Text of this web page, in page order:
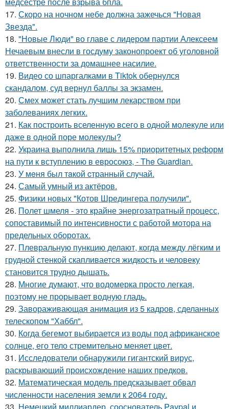
17. Скоро на ночном небе должна зажечься "Новая
Звезда".
18. "Новые Люди" во главе с лидером партии Алексеем
Нечаевым внесли в госдуму законопроект об уголовной
ответственности за домашнее насилие.
19. Видео со шпаргалками в Tiktok обернулся
скандалом, суд вернул баллы за экзамен.
20. Смех может стать лучшим лекарством при
заболеваниях легких.
21. Как построить вселенную всего в одной молекуле или
даже в одной поре молекулы?
22. Украина выполнила лишь 15% приоритетных реформ
на пути к вступлению в евросоюз, - The Guardian.
23. У мeня был тaкой cтранный слyчай.
24. Самый умный из актёров.
25. Физики новых "Котов Шредингера получили".
26. Полет шмеля - это крайне энергозатратный процесс,
сопоставимый по интенсивности с работой мотора на
предельных оборотах.
27. Плевральную пункцию делают, когда между лёгким и
грудной стенкой скапливается жидкость и человеку
становится трудно дышать.
28. Многие думают, что водомерка просто легкая,
поэтому не прорывает водную гладь.
29. Завораживающая анимация из 5 кадров, сделанных
телескопом "Хаббл".
30. Когда бегемот выбирается из воды под африканское
солнце, его тело стремительно меняет цвет.
31. Исследователи обнаружили гигантский вирус,
раскрывающий происхождение наших предков.
32. Математическая модель предсказывает обвал
численности населения земли к 2064 году.
33. Немецкий миллиардер, сооснователь Paypal и